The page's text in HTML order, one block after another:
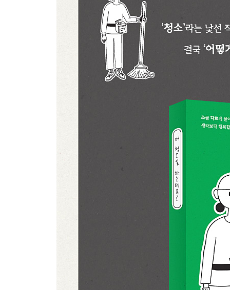
31 그래도 꾸준히 실천했다
32 글로벌 고민
33 남의 시선을 어떻게 이기나요?
34 돈으로 살 수 없는 감정들
35 당신에게 배웠다 1
36 당신에게 배웠다 2
37 불투명에 가까운
38 선택의 기로
42 명함의 힘 2
48 디스전 feat. 돈 떼먹은 당신
52 사람의 마음이란